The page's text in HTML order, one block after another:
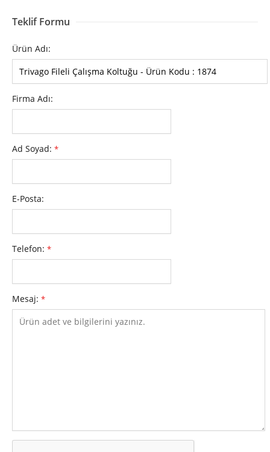
Teklif Formu
Ürün Adı:
Firma Adı:
Ad Soyad: *
E-Posta:
Telefon: *
Mesaj: *